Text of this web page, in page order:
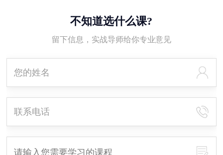
不知道选什么课?
留下信息，实战导师给你专业意见